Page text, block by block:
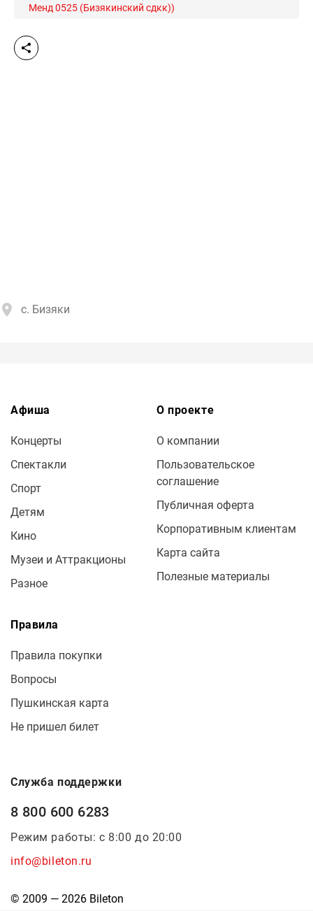
Менд 0525 (Бизякинский сдкк))
с. Бизяки
Афиша
Концерты
Спектакли
Спорт
Детям
Кино
Музеи и Аттракционы
Разное
О проекте
О компании
Пользовательское
соглашение
Публичная оферта
Корпоративным клиентам
Карта сайта
Полезные материалы
Правила
Правила покупки
Вопросы
Пушкинская карта
Не пришел билет
Служба поддержки
8 800 600 6283
Режим работы: с 8:00 до 20:00
info@bileton.ru
© 2009 — 2026 Bileton